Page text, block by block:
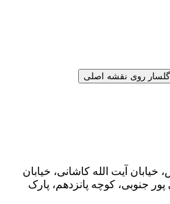
آیت الله کاشانی، خیابان
پور جنوبی، کوچه پانزدهم، پارک